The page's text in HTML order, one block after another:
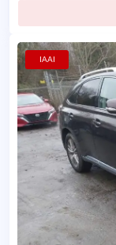
IAAI